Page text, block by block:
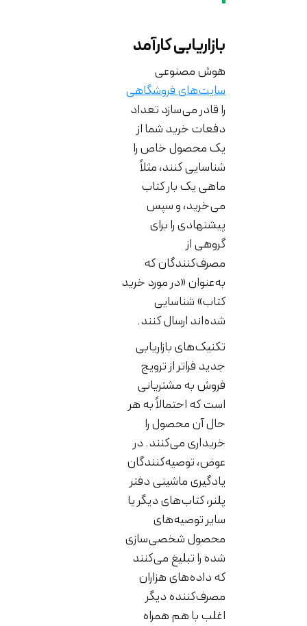
بازاریابی کارآمد
هوش مصنوعی
سایت‌های فروشگاهی
را قادر می‌سازد تعداد
دفعات خرید شما از
یک محصول خاص را
شناسایی کنند، مثلاً
ماهی یک بار کتاب
می‌خرید، و سپس
پیشنهادی را برای
گروهی از
مصرف‌کنندگان که
به‌عنوان «در مورد خرید
کتاب» شناسایی
شده‌اند ارسال کنند.
تکنیک‌های بازاریابی
جدید فراتر از ترویج
فروش به مشتریانی
است که احتمالاً به هر
حال آن محصول را
خریداری می‌کنند. در
عوض، توصیه‌کنندگان
یادگیری ماشینی دفتر
پلنر، کتاب‌های دیگر یا
سایر توصیه‌های
محصول شخصی‌سازی
شده را تبلیغ می‌کنند
که داده‌های هزاران
مصرف‌کننده دیگر
اغلب با هم همراه